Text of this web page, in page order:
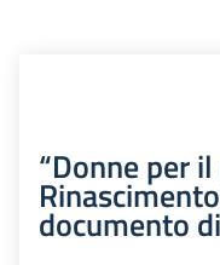
“Donne per
documento